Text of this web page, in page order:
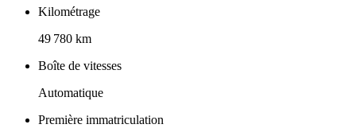
Kilométrage
49 780 km
Boîte de vitesses
Automatique
Première immatriculation